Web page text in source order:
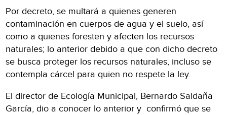
Por decreto, se multará a quienes generen
contaminación en cuerpos de agua y el suelo, así
como a quienes foresten y afecten los recursos
naturales; lo anterior debido a que con dicho decreto
se busca proteger los recursos naturales, incluso se
contempla cárcel para quien no respete la ley.
El director de Ecología Municipal, Bernardo Saldaña
García, dio a conocer lo anterior y confirmó que se